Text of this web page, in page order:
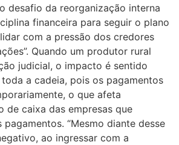
desafio da reorganização interna
financeira para seguir o plano
com a pressão dos credores
Quando um produtor rural
judicial, o impacto é sentido
a cadeia, pois os pagamentos
o que afeta
de caixa das empresas que
“Mesmo diante desse
ao ingressar com a